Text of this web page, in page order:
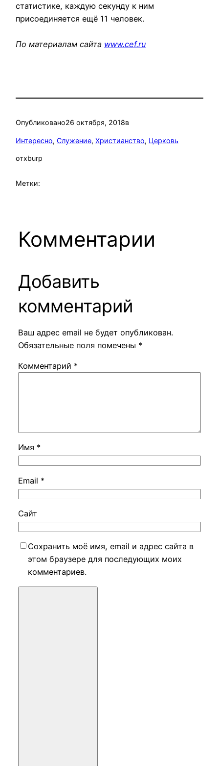
статистике, каждую секунду к ним
присоединяется ещё 11 человек.
По материалам сайта www.cef.ru
Опубликовано26 октября, 2018в
Интересно, Служение, Христианство, Церковь
отxburp
Метки:
Комментарии
Добавить
комментарий
Ваш адрес email не будет опубликован.
Обязательные поля помечены *
Комментарий *
Имя *
Email *
Сайт
Сохранить моё имя, email и адрес сайта в
этом браузере для последующих моих
комментариев.